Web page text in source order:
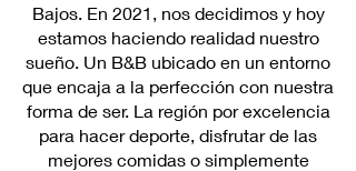
Bajos. En 2021, nos decidimos y hoy
estamos haciendo realidad nuestro
sueño. Un B&B ubicado en un entorno
que encaja a la perfección con nuestra
forma de ser. La región por excelencia
para hacer deporte, disfrutar de las
mejores comidas o simplemente